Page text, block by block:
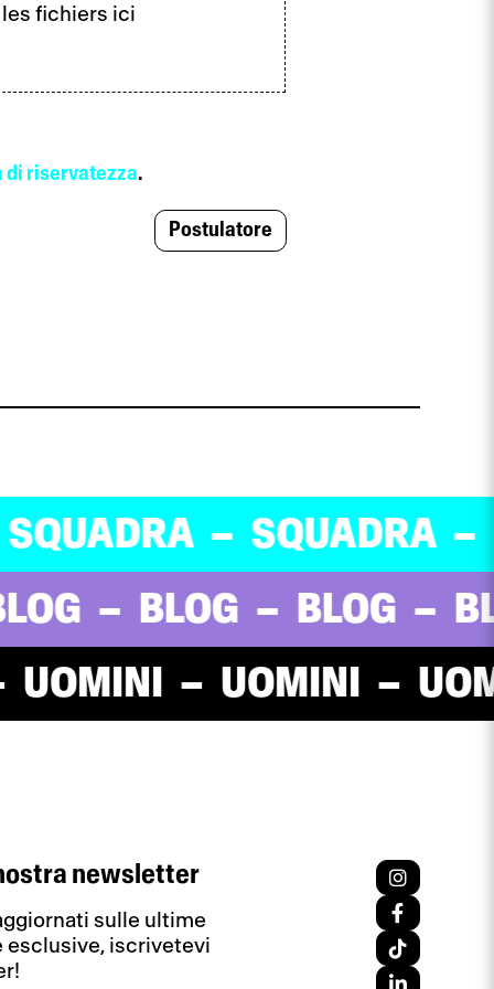
fichiers ici
di riservatezza.
SQUADRA
BLOG BLOG
UOMINI UOMINI
newsletter
sulle ultime
esclusive, iscrivetevi